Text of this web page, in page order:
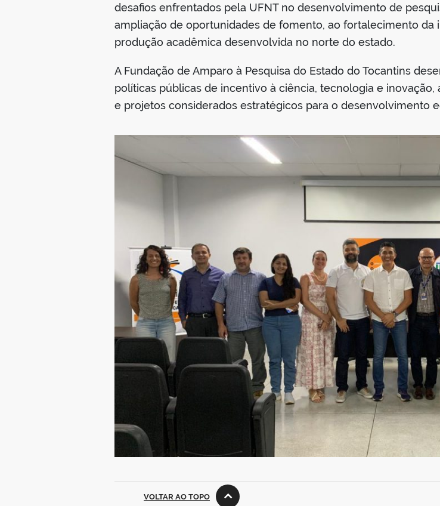
desafios enfrentados pela UFNT no desenvolvimento de
ampliação de oportunidades de fomento, ao fortalecimento da
produção acadêmica desenvolvida no norte do estado.
A Fundação de Amparo à Pesquisa do Estado do Tocantins
políticas públicas de incentivo à ciência, tecnologia e
e projetos considerados estratégicos para o desenvolvimento
VOLTAR AO TOPO